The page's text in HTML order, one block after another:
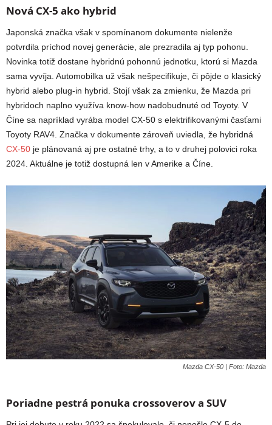
Nová CX-5 ako hybrid
Japonská značka však v spomínanom dokumente nielenže
potvrdila príchod novej generácie, ale prezradila aj typ pohonu.
Novinka totiž dostane hybridnú pohonnú jednotku, ktorú si Mazda
sama vyvíja. Automobilka už však nešpecifikuje, či pôjde o klasický
hybrid alebo plug-in hybrid. Stojí však za zmienku, že Mazda pri
hybridoch naplno využíva know-how nadobudnuté od Toyoty. V
Číne sa napríklad vyrába model CX-50 s elektrifikovanými časťami
Toyoty RAV4. Značka v dokumente zároveň uviedla, že hybridná
CX-50 je plánovaná aj pre ostatné trhy, a to v druhej polovici roka
2024. Aktuálne je totiž dostupná len v Amerike a Číne.
Mazda CX-50 | Foto: Mazda
Poriadne pestrá ponuka crossoverov a SUV